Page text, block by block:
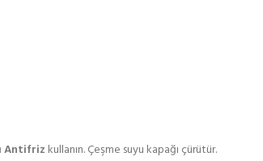
Antifriz kullanın. Çeşme suyu kapağı çürütür.